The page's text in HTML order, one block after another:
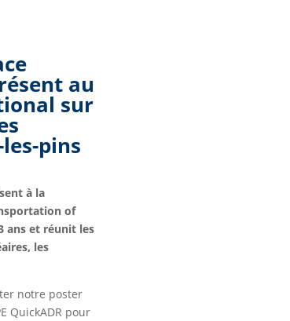
au
sur
pins
à la
of
ans et réunit les
les
notre poster
QuickADR pour